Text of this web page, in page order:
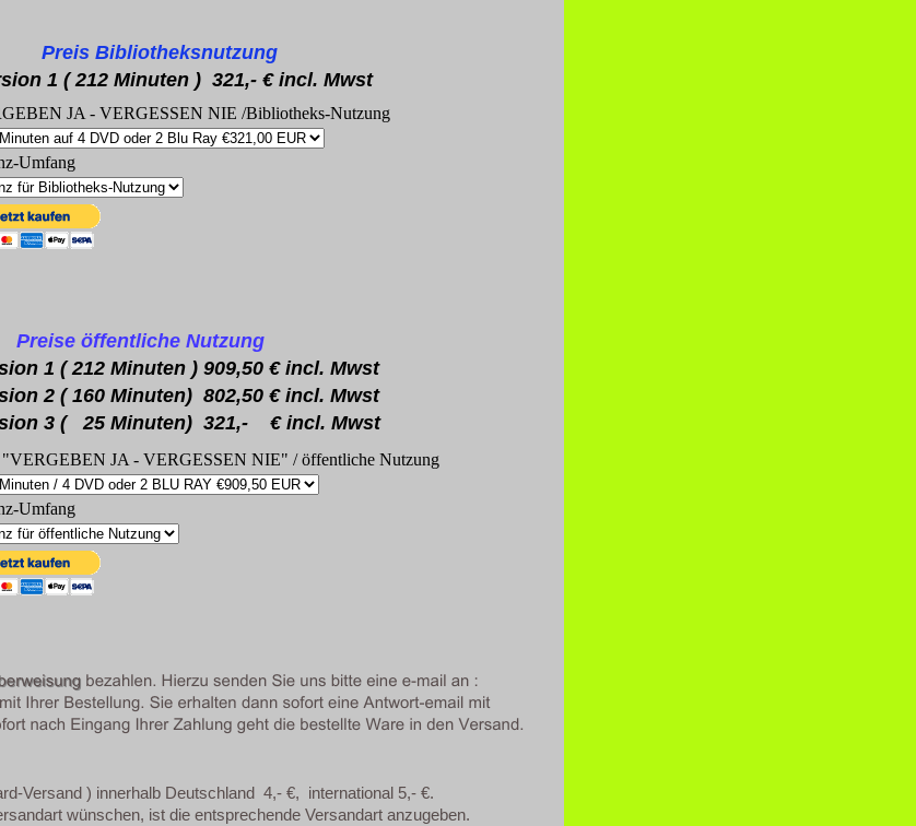
Preis Bibliotheksnutzung
1 ( 212 Minuten ) 321,- € incl. Mwst
Preise öffentliche Nutzung
1 ( 212 Minuten ) 909,50 € incl. Mwst
2 ( 160 Minuten) 802,50 € incl. Mwst
3 ( 25 Minuten) 321,- € incl. Mwst
JA - VERGESSEN NIE /Bibliotheks-Nutzung
Umfang
JA - VERGESSEN NIE" / öffentliche Nutzung
Umfang
Versand ) innerhalb Deutschland 4,- €, international 5,- €.
wünschen, ist die entsprechende Versandart anzugeben.